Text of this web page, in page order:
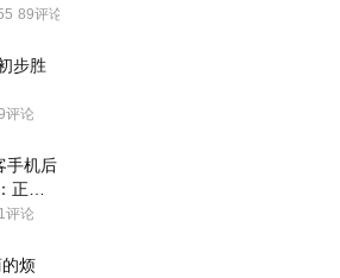
89评论
步胜
评论
手机后
正和
评论
烦